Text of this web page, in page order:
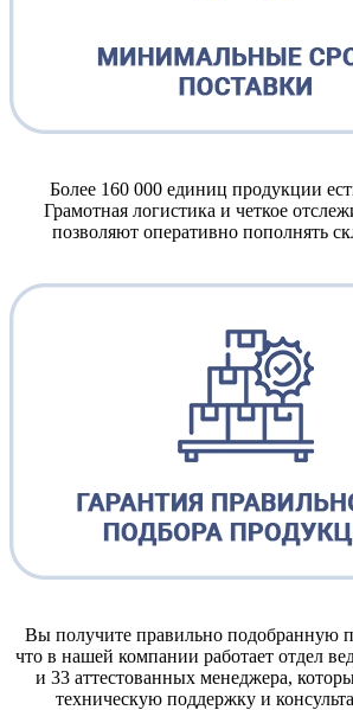
Более 160 000 единиц продукции
Грамотная логистика и четкое
позволяют оперативно пополнять
Вы получите правильно подобранную
что в нашей компании работает отдел
и 33 аттестованных менеджера,
техническую поддержку и